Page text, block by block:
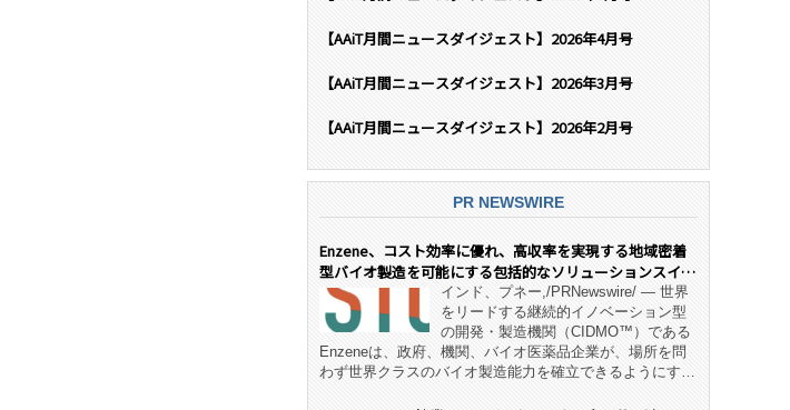
【AAiT月間ニュースダイジェスト】2026年4月号
【AAiT月間ニュースダイジェスト】2026年3月号
【AAiT月間ニュースダイジェスト】2026年2月号
PR NEWSWIRE
Enzene、コスト効率に優れ、高収率を実現する地域密着
型バイオ製造を可能にする包括的なソリューションスイー
ト「NeX™」 をリリースインド、プネー,/PRNewswire/ — 世界
をリードする継続的イノベーション型
の開発・製造機関（CIDMO™）である
Enzeneは、政府、機関、バイオ医薬品企業が、場所を問
わず世界クラスのバイオ製造能力を確立できるようにす